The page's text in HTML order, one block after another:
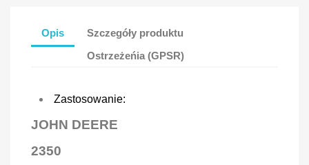
Opis
Szczegóły produktu
Ostrzeżeńia (GPSR)
Zastosowanie:
JOHN DEERE
2350